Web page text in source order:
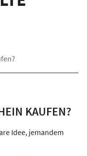
KAUFEN?
Idee, jemandem